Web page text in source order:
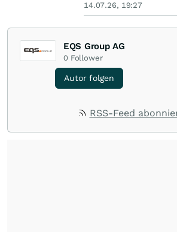
14.07.26, 19:27
EQS Group AG
0 Follower
Autor folgen
RSS-Feed